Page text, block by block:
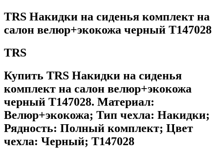
TRS Накидки на сиденья комплект на
салон велюр+экокожа черный T147028
TRS
Купить TRS Накидки на сиденья
комплект на салон велюр+экокожа
черный T147028. Материал:
Велюр+экокожа; Тип чехла: Накидки;
Рядность: Полный комплект; Цвет
чехла: Черный; T147028